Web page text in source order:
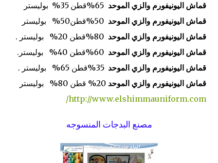
قماش اليونيفورم والزي الموحد 65%قطن 35% بوليستر
قماش اليونيفورم والزي الموحد
قماش اليونيفورم والزي الموحد
قماش اليونيفورم والزي الموحد 60%قطن 40% بوليستر.
قماش اليونيفورم والزي الموحد
قماش اليونيفورم والزي الموحد
http://www.elshimmauniform.com/
مصنع البدجات المنسوجه